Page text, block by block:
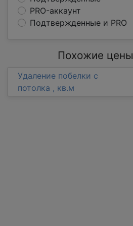
PRO-аккаунт
Подтвержденные и PRO
Похожие цены
Удаление побелки с
потолка , кв.м